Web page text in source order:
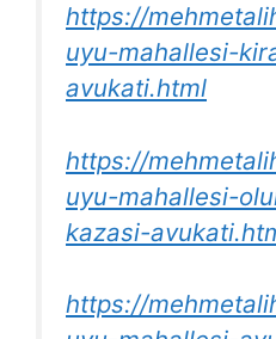
https://
uyu-mahallesi-
avukati.html
https://
uyu-mahallesi-
kazasi-
https://